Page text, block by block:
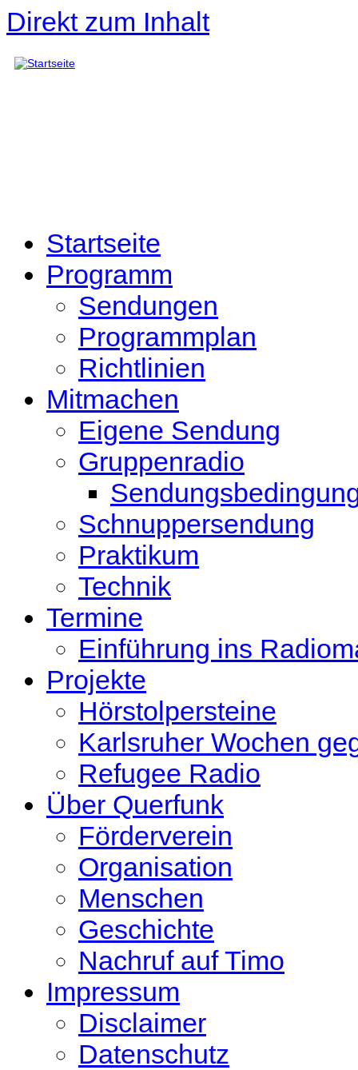
Direkt zum Inhalt
Startseite
Programm
Sendungen
Programmplan
Richtlinien
Mitmachen
Eigene Sendung
Gruppenradio
Schnuppersendung
Praktikum
Technik
Termine
Einführung ins
Projekte
Hörstolpersteine
Karlsruher Wochen
Refugee Radio
Über Querfunk
Förderverein
Organisation
Menschen
Geschichte
Nachruf auf Timo
Impressum
Disclaimer
Datenschutz